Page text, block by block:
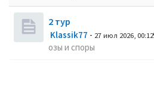
2 тур
Klassik77 - 27 июл 2026, 00:12
озы и споры